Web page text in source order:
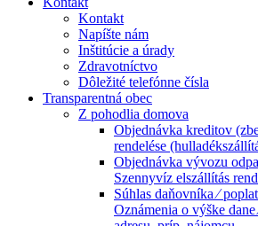
Kontakt
Napíšte nám
Inštitúcie a úrady
Zdravotníctvo
Dôležité telefónne čísla
Transparentná obec
Z pohodlia domova
Objednávka kreditov
rendelése
Objednávka vývozu
Szennyvíz elszállítás
Súhlas daňovníka ⁄
Oznámenia o výške